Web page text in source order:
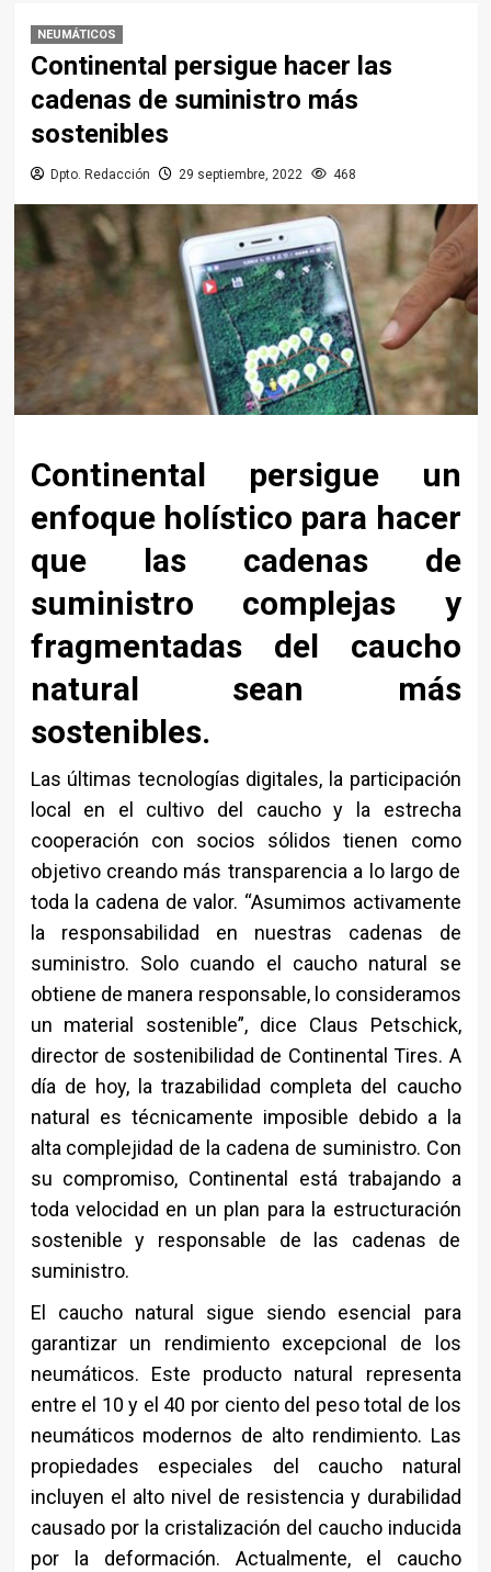
NEUMÁTICOS
Continental persigue hacer las
cadenas de suministro más
sostenibles
Dpto. Redacción 29 septiembre, 2022 468
Continental persigue un
enfoque holístico para hacer
que las cadenas de
suministro complejas y
fragmentadas del caucho
natural sean más
sostenibles.
Las últimas tecnologías digitales, la participación
local en el cultivo del caucho y la estrecha
cooperación con socios sólidos tienen como
objetivo creando más transparencia a lo largo de
toda la cadena de valor. “Asumimos activamente
la responsabilidad en nuestras cadenas de
suministro. Solo cuando el caucho natural se
obtiene de manera responsable, lo consideramos
un material sostenible”, dice Claus Petschick,
director de sostenibilidad de Continental Tires. A
día de hoy, la trazabilidad completa del caucho
natural es técnicamente imposible debido a la
alta complejidad de la cadena de suministro. Con
su compromiso, Continental está trabajando a
toda velocidad en un plan para la estructuración
sostenible y responsable de las cadenas de
suministro.
El caucho natural sigue siendo esencial para
garantizar un rendimiento excepcional de los
neumáticos. Este producto natural representa
entre el 10 y el 40 por ciento del peso total de los
neumáticos modernos de alto rendimiento. Las
propiedades especiales del caucho natural
incluyen el alto nivel de resistencia y durabilidad
causado por la cristalización del caucho inducida
por la deformación. Actualmente, el caucho